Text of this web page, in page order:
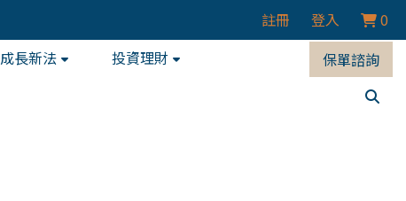
註冊 登入
0
成長新法 投資理財
保單諮詢